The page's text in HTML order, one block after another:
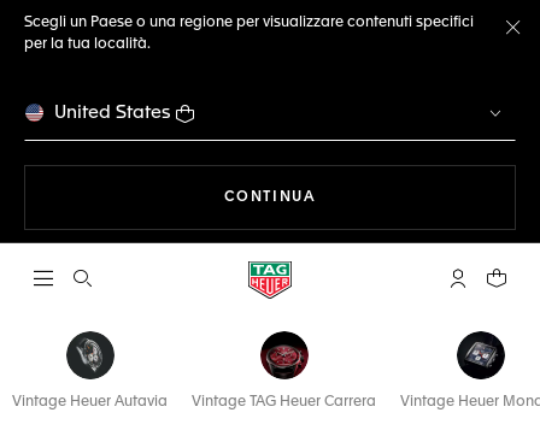
Scegli un Paese o una regione per visualizzare contenuti specifici
per la tua località.
United States
CONTINUA
Apri la ricerca L'account
Il tuo
Vintage Heuer Autavia Vintage TAG Heuer Carrera Vintage Heuer